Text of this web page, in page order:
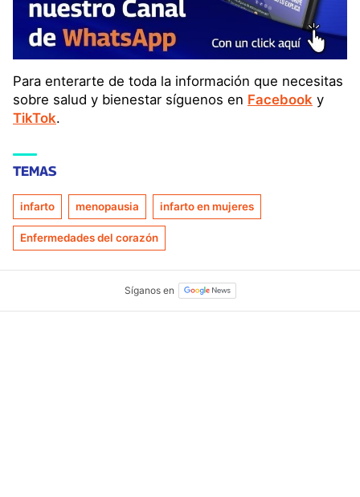
Para enterarte de toda la información que necesitas
sobre salud y bienestar síguenos en Facebook y
TikTok.
TEMAS
infarto menopausia infarto en mujeres
Enfermedades del corazón